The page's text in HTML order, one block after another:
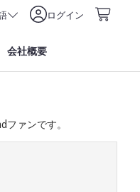
ログイン
会社概要
ァンです。